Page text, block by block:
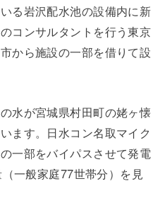
る岩沢配水池の設備内に新
コンサルタントを行う東京
から施設の一部を借りて設
水が宮城県村田町の姥ヶ懐
ます。日水コン名取マイク
一部をバイパスさせて発電
一般家庭77世帯分）を見